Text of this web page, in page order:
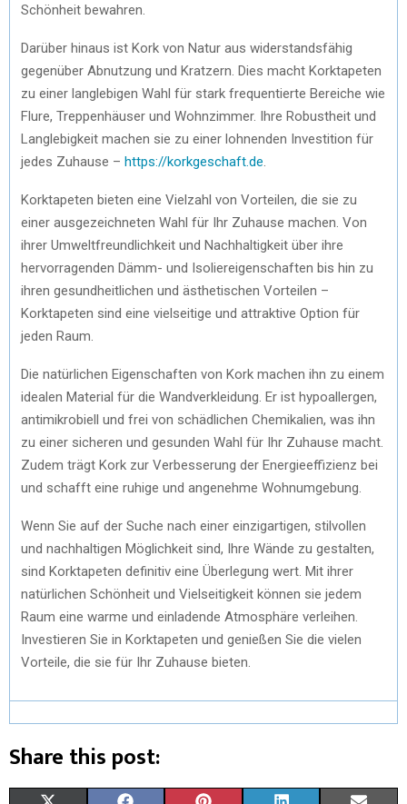
Schönheit bewahren.
Darüber hinaus ist Kork von Natur aus widerstandsfähig
gegenüber Abnutzung und Kratzern. Dies macht Korktapeten
zu einer langlebigen Wahl für stark frequentierte Bereiche wie
Flure, Treppenhäuser und Wohnzimmer. Ihre Robustheit und
Langlebigkeit machen sie zu einer lohnenden Investition für
jedes Zuhause – https://korkgeschaft.de
Korktapeten bieten eine Vielzahl von Vorteilen, die sie zu
einer ausgezeichneten Wahl für Ihr Zuhause machen. Von
ihrer Umweltfreundlichkeit und Nachhaltigkeit über ihre
hervorragenden Dämm- und Isoliereigenschaften bis hin zu
ihren gesundheitlichen und ästhetischen Vorteilen –
Korktapeten sind eine vielseitige und attraktive Option für
jeden Raum.
Die natürlichen Eigenschaften von Kork machen ihn zu einem
idealen Material für die Wandverkleidung. Er ist hypoallergen,
antimikrobiell und frei von schädlichen Chemikalien, was ihn
zu einer sicheren und gesunden Wahl für Ihr Zuhause macht.
Zudem trägt Kork zur Verbesserung der Energieeffizienz bei
und schafft eine ruhige und angenehme Wohnumgebung.
Wenn Sie auf der Suche nach einer einzigartigen, stilvollen
und nachhaltigen Möglichkeit sind, Ihre Wände zu gestalten,
sind Korktapeten definitiv eine Überlegung wert. Mit ihrer
natürlichen Schönheit und Vielseitigkeit können sie jedem
Raum eine warme und einladende Atmosphäre verleihen.
Investieren Sie in Korktapeten und genießen Sie die vielen
Vorteile, die sie für Ihr Zuhause bieten.
Share this post: